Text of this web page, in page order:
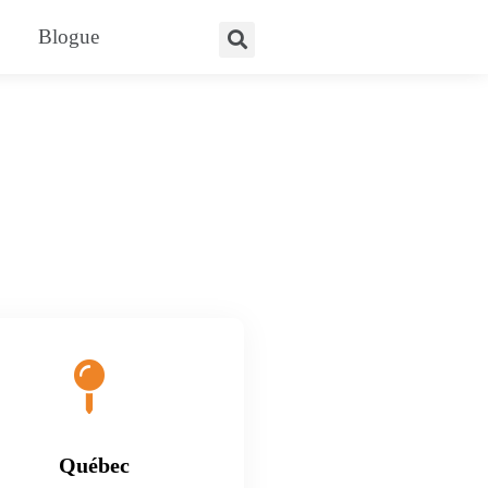
Blogue
Québec